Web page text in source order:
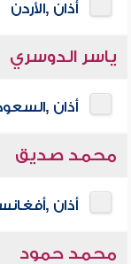
أذان ,الأردن
ياسر الدوسري
أذان
محمد صديق
أذان
محمد حمود